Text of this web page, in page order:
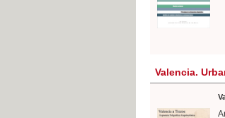
Valencia.